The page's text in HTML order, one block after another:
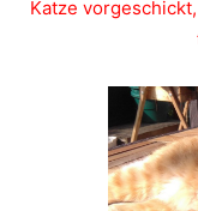
Katze